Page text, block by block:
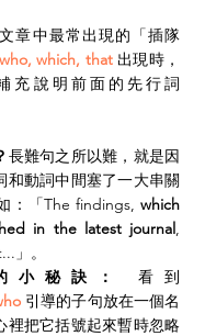
章中最常出現的「插隊
who, which, that 出現時，
充說明前面的先行詞
長難句之所以難，就是因
和動詞中間塞了一大串關
：「The findings, which
in the latest journal,
」。
小秘訣：
引導的子句放在一個名
裡把它括號起來暫時忽略